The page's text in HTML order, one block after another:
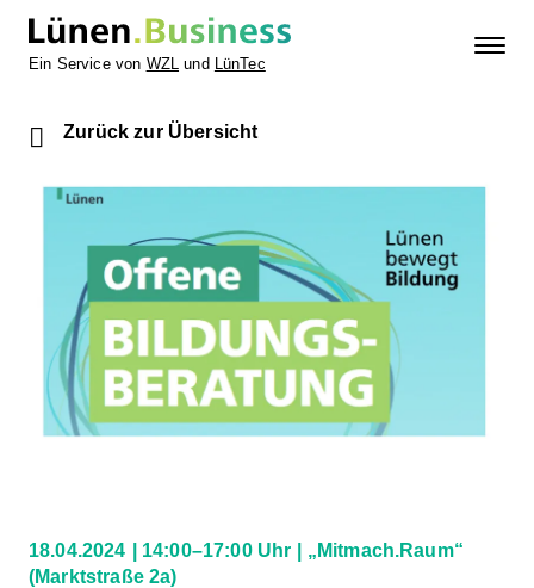
Ein Service von WZL und LünTec
Zurück zur Übersicht
18.04.2024 14:00–17:00 Uhr
„Mitmach.Raum“
(Marktstraße 2a)